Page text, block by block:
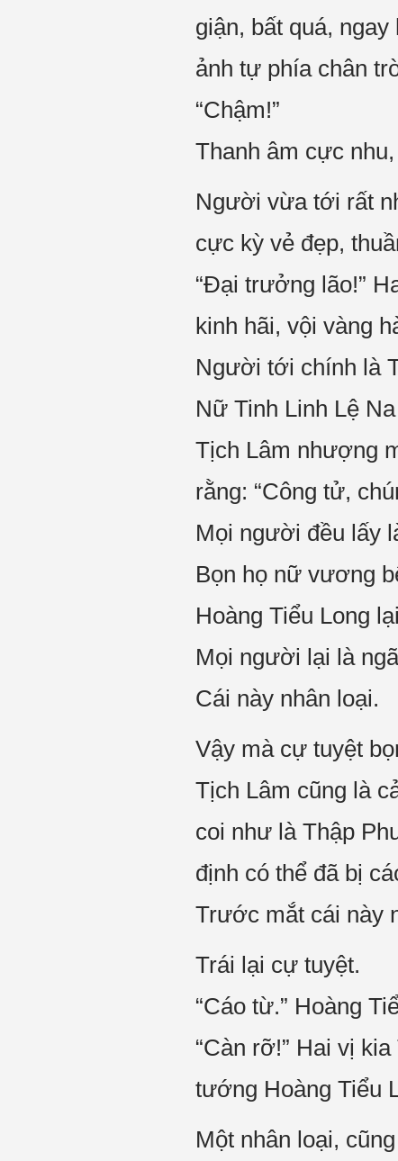
giận, bất quá,
ảnh tự phía chân
“Chậm!”
Thanh âm cực
Người vừa tới rất
cực kỳ vẻ đẹp,
“Đại trưởng lão!”
kinh hãi, vội vàng
Người tới chính là
Nữ Tinh Linh Lệ
Tịch Lâm nhượng
rằng: “Công tử,
Mọi người đều lấy
Bọn họ nữ vương
Hoàng Tiểu Long
Mọi người lại là
Cái này nhân loại.
Vậy mà cự tuyệt
Tịch Lâm cũng là
coi như là Thập
định có thể đã bị
Trước mắt cái này
Trái lại cự tuyệt.
“Cáo từ.” Hoàng
“Càn rỡ!” Hai vị
tướng Hoàng Tiểu
Một nhân loại,